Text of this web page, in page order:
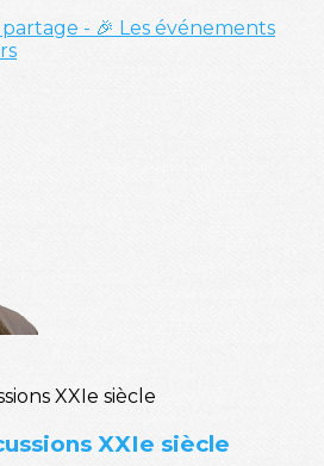
partage - 🎉 Les événements
XXIe siècle